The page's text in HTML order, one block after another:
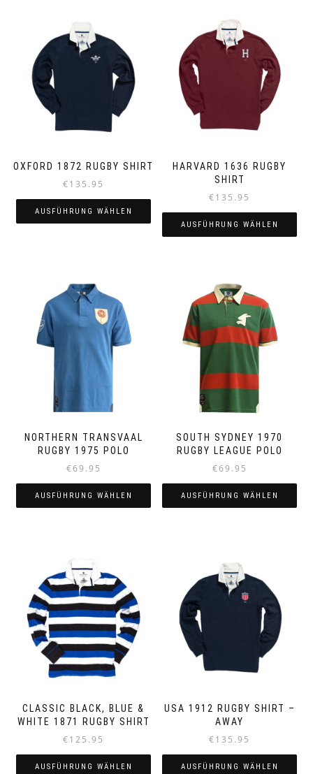
Varianten
auf.
Die
Optionen
Produktseite
gewählt
mehrere
Varianten
auf.
Optionen
Produktseite
werden
OXFORD 1872 RUGBY SHIRT
€135.95
AUSFÜHRUNG WÄHLEN
Varianten
auf.
Die
Optionen
können
gewählt
HARVARD 1636 RUGBY
SHIRT
€135.95
AUSFÜHRUNG WÄHLEN
mehrere
Varianten
auf.
Optionen
können
auf
der
Produktseite
werden
NORTHERN TRANSVAAL
RUGBY 1975 POLO
€69.95
AUSFÜHRUNG WÄHLEN
mehrere
Varianten
auf.
Die
Optionen
können
auf
der
Produktseite
werden
SOUTH SYDNEY 1970
RUGBY LEAGUE POLO
€69.95
AUSFÜHRUNG WÄHLEN
mehrere
Varianten
auf.
Optionen
Produktseite
werden
CLASSIC BLACK, BLUE &
WHITE 1871 RUGBY SHIRT
€125.95
AUSFÜHRUNG WÄHLEN
USA 1912 RUGBY SHIRT –
AWAY
€135.95
AUSFÜHRUNG WÄHLEN